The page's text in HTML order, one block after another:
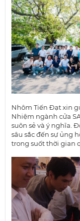
Nhôm Tiến Đạt xin
Nhiệm ngành cửa
suôn sẻ và ý nghĩa.
sâu sắc đến sự ủng
trong suốt thời gian